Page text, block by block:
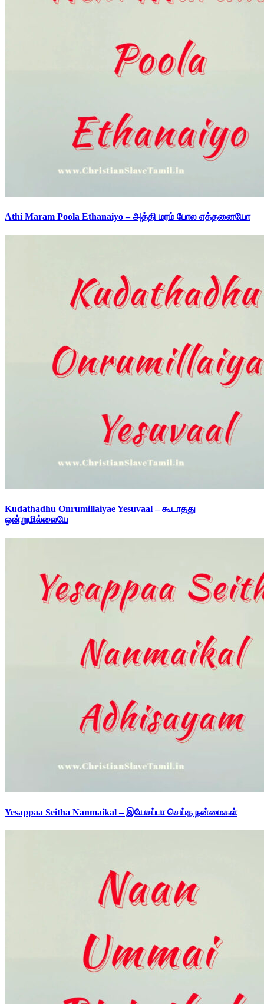
Athi Maram Poola Ethanaiyo – அத்தி மரம் போல எத்தனையோ
Kudathadhu Onrumillaiyae Yesuvaal – கூடாதது
ஒன்றுமில்லையே
Yesappaa Seitha Nanmaikal – இயேசப்பா செய்த நன்மைகள்